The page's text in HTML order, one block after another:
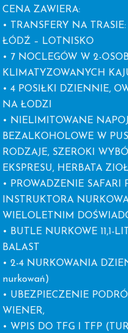
CENA ZAWIERA:
• TRANSFERY NA
ŁÓDŹ – LOTNISKO
• 7 NOCLEGÓW W 2-
KLIMATYZOWANYCH
• 4 POSIŁKI DZIENNIE,
NA ŁODZI
• NIELIMITOWANE
BEZALKOHOLOWE W
RODZAJE, SZEROKI
EKSPRESU, HERBATA
• PROWADZENIE SAFARI
INSTRUKTORA
WIELOLETNIM
• BUTLE NURKOWE 11,1-
BALAST
• 2-4 NURKOWANIA
nurkowań)
• UBEZPIECZENIE
WIENER,
• WPIS DO TFG I TFP